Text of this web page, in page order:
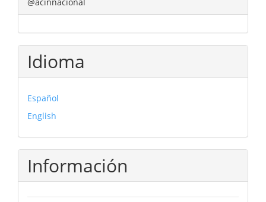
Idioma
Español
English
Información